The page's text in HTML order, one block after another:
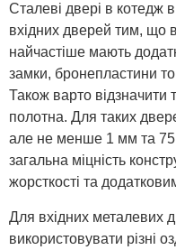
Сталеві двері в котедж
вхідних дверей тим, що
найчастіше мають
замки, бронепластини
Також варто
полотна. Для таких
але не менше 1 мм та
загальна міцність
жорсткості та
Для вхідних металевих
використовувати різні